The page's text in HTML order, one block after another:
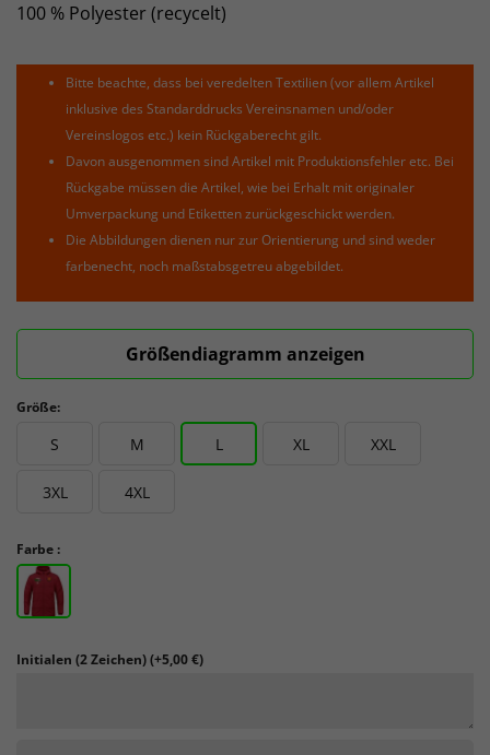
100 % Polyester (recycelt)
Bitte beachte, dass bei veredelten Textilien (vor allem Artikel
inklusive des Standarddrucks Vereinsnamen und/oder
Vereinslogos etc.) kein Rückgaberecht gilt.
Davon ausgenommen sind Artikel mit Produktionsfehler etc. Bei
Rückgabe müssen die Artikel, wie bei Erhalt mit originaler
Umverpackung und Etiketten zurückgeschickt werden.
Die Abbildungen dienen nur zur Orientierung und sind weder
farbenecht, noch maßstabsgetreu abgebildet.
Größendiagramm anzeigen
Größe:
S M L XL XXL
3XL 4XL
Farbe :
Initialen (2 Zeichen)(+5,00 €)